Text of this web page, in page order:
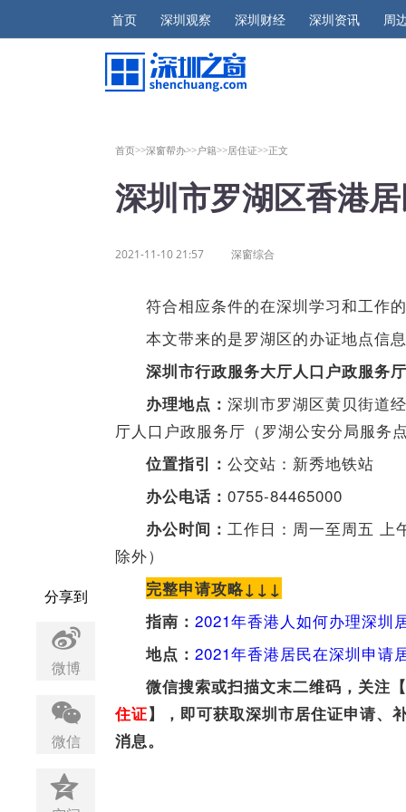
首页 深圳观察 深圳财经 深圳资讯 周
首页>>深窗帮办>>户籍>>居住证>>正文
深圳市罗湖区香港
2021-11-10 21:57 深窗综合
符合相应条件的在深圳学习和工作
本文带来的是罗湖区的办证地点信
深圳市行政服务大厅人口户政服务
办理地点： 深圳市罗湖区黄贝街道
厅人口户政服务厅（罗湖公安分局服务
位置指引： 公交站：新秀地铁站
办公电话： 0755-84465000
办公时间： 工作日：周一至周五 上
除外）
完整申请攻略↓↓↓
指南： 2021年香港人如何办理深圳
地点： 2021年香港居民在深圳申请
微信搜索或扫描文末二维码，关注
住证】，即可获取深圳市居住证申请、
消息。
分享到
微博
微信